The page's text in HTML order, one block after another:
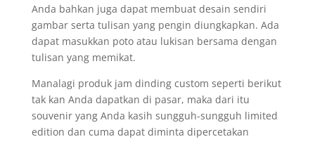
Anda bahkan juga dapat membuat desain sendiri
gambar serta tulisan yang pengin diungkapkan. Ada
dapat masukkan poto atau lukisan bersama dengan
tulisan yang memikat.
Manalagi produk jam dinding custom seperti berikut
tak kan Anda dapatkan di pasar, maka dari itu
souvenir yang Anda kasih sungguh-sungguh limited
edition dan cuma dapat diminta dipercetakan